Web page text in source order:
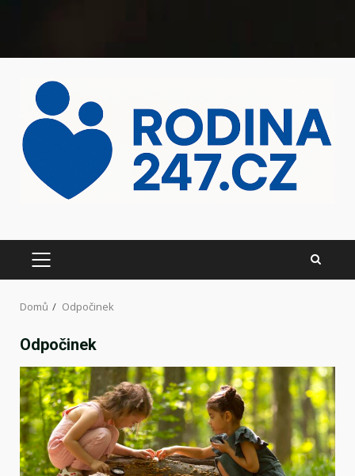
Domů Odpočinek
Odpočinek